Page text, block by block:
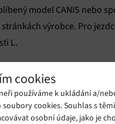
cookies
používáme k ukládání a/
cookies. Souhlas s
osobní údaje, jako je
model CANIS nebo
výrobce. Pro
L.
jedné značky ideální,
od šlapacího